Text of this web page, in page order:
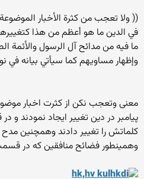
(( ولا تعجب من كثرة الأخبار
في الدين ما هو أعظم من هذا
ما فيه من مدائح آل الرسول والأئمة
وإظهار مساويهم كما سيأتي بيانه في
معنی وتعجب نکن از کثرت اخبار
پیامبر در دین تغییر ایجاد نمودند و
کلماتش را تغییر دادند وهمچنین
وهمینطور فضائح منافقین که در